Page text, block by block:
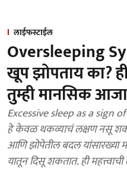
लाईफस्टाईल
Oversleeping
खूप झोपताय का?
तुम्ही मानसिक
Excessive sleep as a sign
हे केवळ थकव्याचं लक्षण नसू
आणि झोपेतील बदल
यातून दिसू शकतात. ही